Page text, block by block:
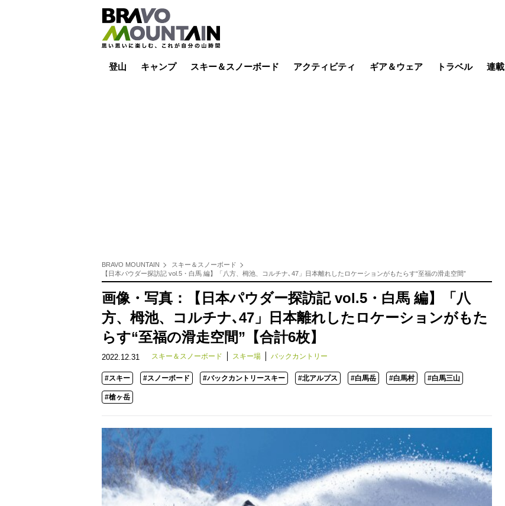
登山 キャンプ スキー＆スノーボード アクティビティ ギア＆ウェア トラベル 連載
BRAVO MOUNTAIN
スキー＆スノーボード
【日本パウダー探訪記 vol.5・白馬 編】「八方、栂池、コルチナ､47」日本離れしたロケーションがもたらす“至福の滑走空間”
画像・写真：【日本パウダー探訪記 vol.5・白馬 編】「八
方、栂池、コルチナ､47」日本離れしたロケーションがもた
らす“至福の滑走空間”【合計6枚】
2022.12.31 スキー＆スノーボード スキー場 バックカントリー
#スキー #スノーボード #バックカントリースキー #北アルプス #白馬岳 #白馬村 #白馬三山
#槍ヶ岳